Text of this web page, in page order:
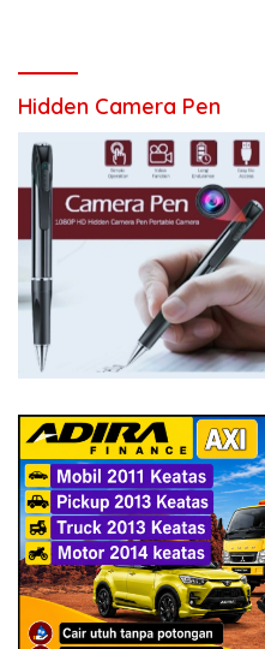
Hidden Camera Pen